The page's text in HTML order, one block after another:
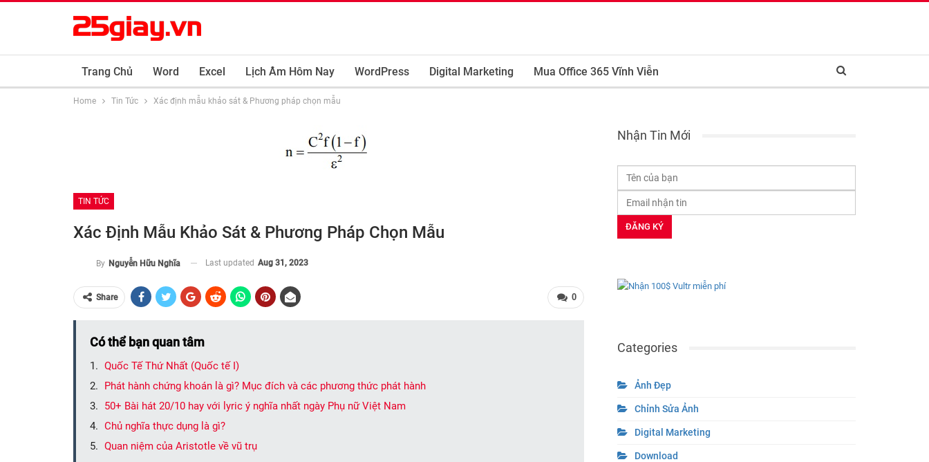
Trang Chủ Word Excel Lịch Âm Hôm Nay WordPress Digital Marketing Mua Office 365 Vĩnh Viễn
Home Tin Tức Xác định mẫu khảo sát & Phương pháp chọn mẫu
TIN TỨC
Xác Định Mẫu Khảo Sát & Phương Pháp Chọn Mẫu
By Nguyễn Hữu Nghĩa Last updated Aug 31, 2023
0
Share
Có thể bạn quan tâm
Quốc Tế Thứ Nhất (Quốc tế I)
Phát hành chứng khoán là gì? Mục đích và các phương thức phát hành
50+ Bài hát 20/10 hay với lyric ý nghĩa nhất ngày Phụ nữ Việt Nam
Chủ nghĩa thực dụng là gì?
Quan niệm của Aristotle về vũ trụ
Nhận Tin Mới
Categories
Ảnh Đẹp
Chỉnh Sửa Ảnh
Digital Marketing
Download